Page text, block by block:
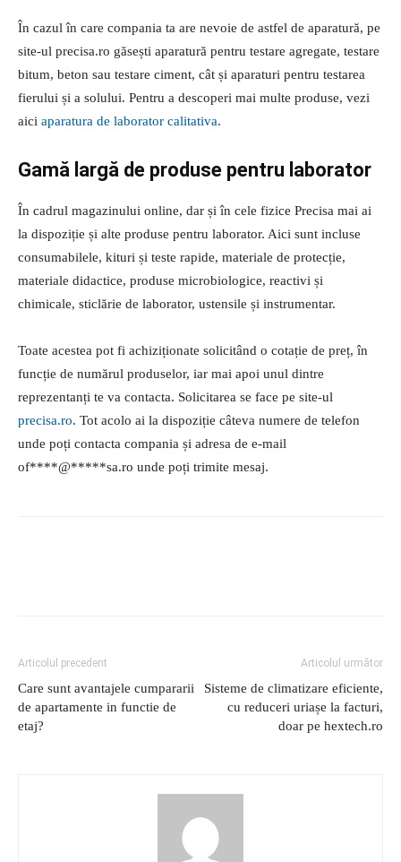
În cazul în care compania ta are nevoie de astfel de aparatură, pe
site-ul precisa.ro găsești aparatură pentru testare agregate, testare
bitum, beton sau testare ciment, cât și aparaturi pentru testarea
fierului și a solului. Pentru a descoperi mai multe produse, vezi
aici aparatura de laborator calitativa.
Gamă largă de produse pentru laborator
În cadrul magazinului online, dar și în cele fizice Precisa mai ai
la dispoziție și alte produse pentru laborator. Aici sunt incluse
consumabilele, kituri și teste rapide, materiale de protecție,
materiale didactice, produse microbiologice, reactivi și
chimicale, sticlărie de laborator, ustensile și instrumentar.
Toate acestea pot fi achiziționate solicitând o cotație de preț, în
funcție de numărul produselor, iar mai apoi unul dintre
reprezentanți te va contacta. Solicitarea se face pe site-ul
precisa.ro. Tot acolo ai la dispoziție câteva numere de telefon
unde poți contacta compania și adresa de e-mail
of****@*****sa.ro unde poți trimite mesaj.
Articolul precedent
Care sunt avantajele cumpararii
de apartamente in functie de
etaj?
Articolul următor
Sisteme de climatizare eficiente,
cu reduceri uriașe la facturi,
doar pe hextech.ro